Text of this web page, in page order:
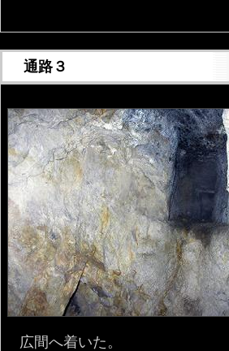
通路３
広間へ着いた。